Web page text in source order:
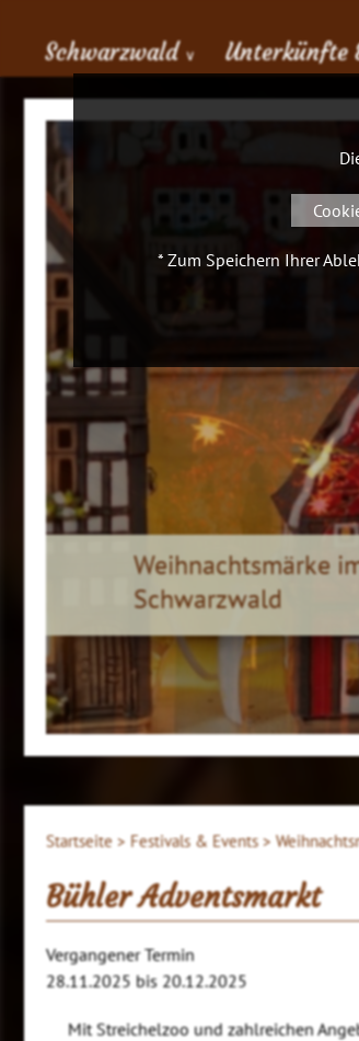
Schwarzwald ∨ Unterkünfte
Weihnachtsmärke
Schwarzwald
Startseite > Festivals & Events >
Bühler Adventsmarkt
Vergangener Termin
28.11.2025 bis 20.12.2025
Mit Streichelzoo und zahlreichen
* Zum Speichern Ihrer